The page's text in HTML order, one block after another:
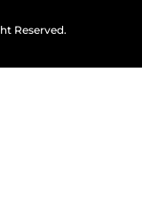
Reserved.